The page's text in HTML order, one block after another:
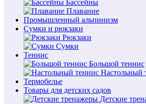
Бассейны
Плавание
Промышленный альпинизм
Сумки и рюкзаки
Рюкзаки
Сумки
Теннис
Большой теннис
Настольный
Термобелье
Товары для детских садов
Детские